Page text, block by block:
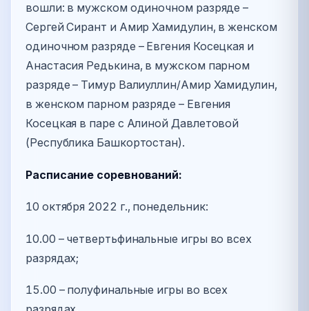
вошли: в мужском одиночном разряде –
Сергей Сирант и Амир Хамидулин, в женском
одиночном разряде – Евгения Косецкая и
Анастасия Редькина, в мужском парном
разряде – Тимур Валиуллин/Амир Хамидулин,
в женском парном разряде – Евгения
Косецкая в паре с Алиной Давлетовой
(Республика Башкортостан).
Расписание соревнований:
10 октября 2022 г., понедельник:
10.00 – четвертьфинальные игры во всех
разрядах;
15.00 – полуфинальные игры во всех